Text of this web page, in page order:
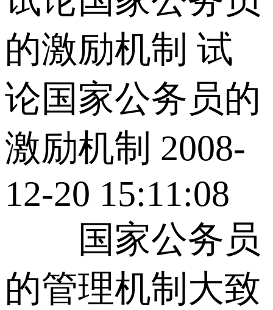
的激励机制 试
论国家公务员的
激励机制 2008-
12-20 15:11:08
国家公务员
的管理机制大致